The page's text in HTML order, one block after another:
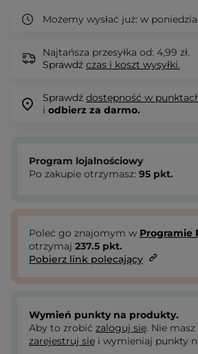
Możemy wysłać już: w
Najtańsza przesyłka od: 4,99 zł.
Sprawdź czas i koszt wysyłki.
Sprawdź dostępność w
i odbierz za darmo.
Program lojalnościowy
Po zakupie otrzymasz: 95 pkt.
Poleć go znajomym w Programie
otrzymaj 237.5 pkt.
Pobierz link polecający
Wymień punkty na produkty.
Aby to zrobić zaloguj się. Nie
zarejestruj się i wymieniaj punkty